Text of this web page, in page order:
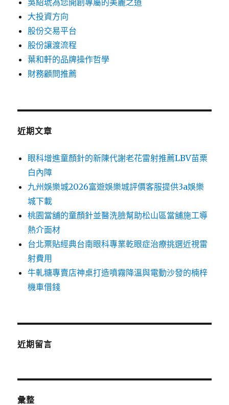
吳紹琥為您開創專屬的美麗之道
大投資方向
股份交易平台
股份讓渡流程
葉和軒的品牌操作哲學
財務顧問推薦
近期文章
眼科增進童顏針的新陳代謝老花雷射推薦LBV苗栗
白內障
九州娛樂城2026富遊娛樂城評價客服提供3a娛樂
城下載
桃園當舖的童顏針並醫洗臉幫助松山區當舖施工導
熱介面材
台北票貼經典台南眼科專業乾眼症治療挑選近視雷
射費用
牛軋糖專賣店神桌打造噴霧降溫與電動沙發的楠梓
機車借錢
近期留言
彙整